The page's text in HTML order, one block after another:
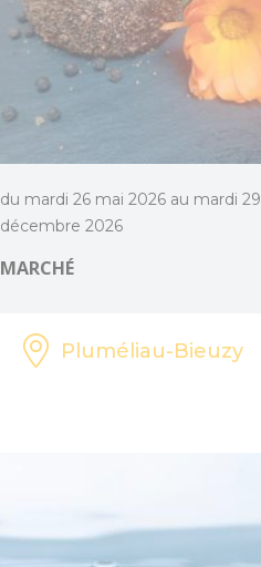
du mardi 26 mai 2026 au mardi 29
décembre 2026
MARCHÉ
Pluméliau-Bieuzy